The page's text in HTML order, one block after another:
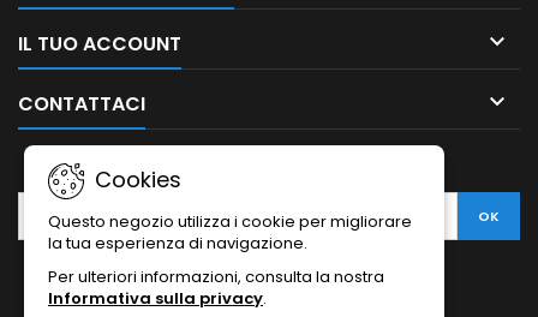
IL TUO ACCOUNT 
CONTATTACI 
Cookies
Questo negozio utilizza i cookie per migliorare
la tua esperienza di navigazione.
Per ulteriori informazioni, consulta la nostra
Informativa sulla privacy.